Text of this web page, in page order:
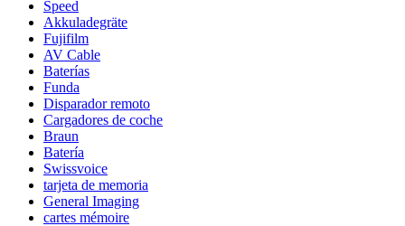
Speed
Akkuladegräte
Fujifilm
AV Cable
Baterías
Funda
Disparador remoto
Cargadores de coche
Braun
Batería
Swissvoice
tarjeta de memoria
General Imaging
cartes mémoire